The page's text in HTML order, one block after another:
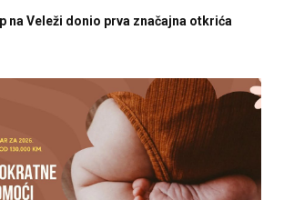
na Veleži donio prva značajna otkrića